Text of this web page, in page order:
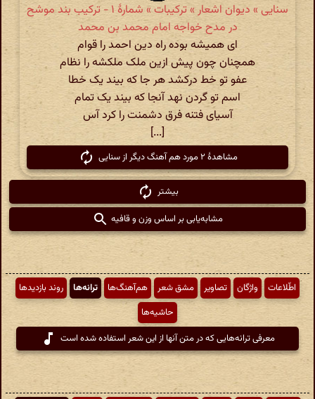
سنایی » دیوان اشعار » ترکیبات » شمارهٔ ۱ - ترکیب بند موشح
در مدح خواجه امام محمد بن محمد
ای همیشه بوده راه دین احمد را قوام
همچنان چون پیش ازین ملک ملکشه را نظام
عفو تو خط درکشد هر جا که بیند یک خطا
اسم تو گردن نهد آنجا که بیند یک تمام
آسیای فتنه فرق دشمنت را کرد آس
[...]
مشاهدهٔ ۲ مورد هم آهنگ دیگر از سنایی
بیشتر
مشابه‌یابی بر اساس وزن و قافیه
اطّلاعات واژگان تصاویر مشق شعر هم‌آهنگ‌ها ترانه‌ها
روند بازدیدها
حاشیه‌ها
معرفی ترانه‌هایی که در متن آنها از این شعر استفاده شده است